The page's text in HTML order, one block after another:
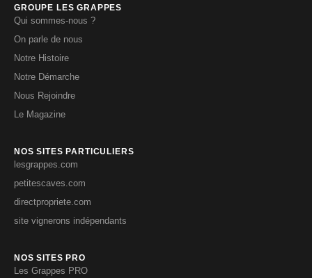
GROUPE LES GRAPPES
Qui sommes-nous ?
On parle de nous
Notre Histoire
Notre Démarche
Nous Rejoindre
Le Magazine
NOS SITES PARTICULIERS
lesgrappes.com
petitescaves.com
directpropriete.com
site vignerons indépendants
NOS SITES PRO
Les Grappes PRO